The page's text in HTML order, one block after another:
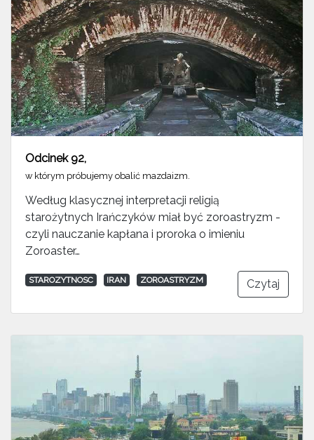
Odcinek 92,
w którym próbujemy obalić mazdaizm.
Według klasycznej interpretacji religią
starożytnych Irańczyków miał być zoroastryzm -
czyli nauczanie kapłana i proroka o imieniu
Zoroaster…
STAROZYTNOSC IRAN ZOROASTRYZM Czytaj